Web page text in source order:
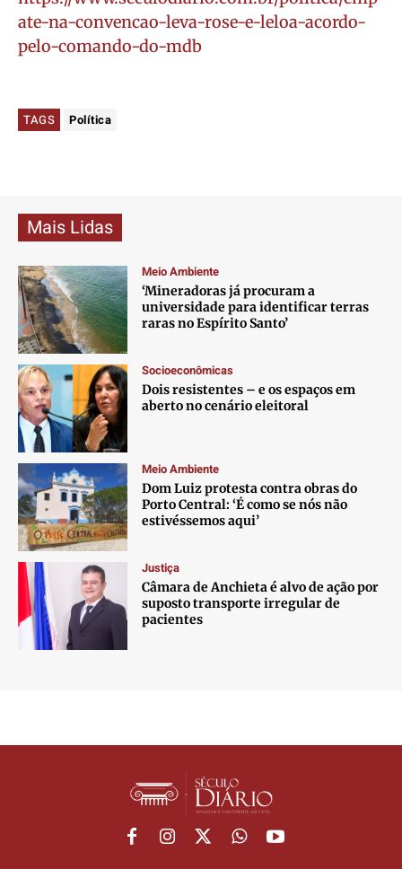
ate-na-convencao-leva-rose-e-leloa-acordo-
pelo-comando-do-mdb
TAGS Política
Mais Lidas
Meio Ambiente
‘Mineradoras já procuram a
universidade para identificar terras
raras no Espírito Santo’
Socioeconômicas
Dois resistentes – e os espaços em
aberto no cenário eleitoral
Meio Ambiente
Dom Luiz protesta contra obras do
Porto Central: ‘É como se nós não
estivéssemos aqui’
Justiça
Câmara de Anchieta é alvo de ação por
suposto transporte irregular de
pacientes